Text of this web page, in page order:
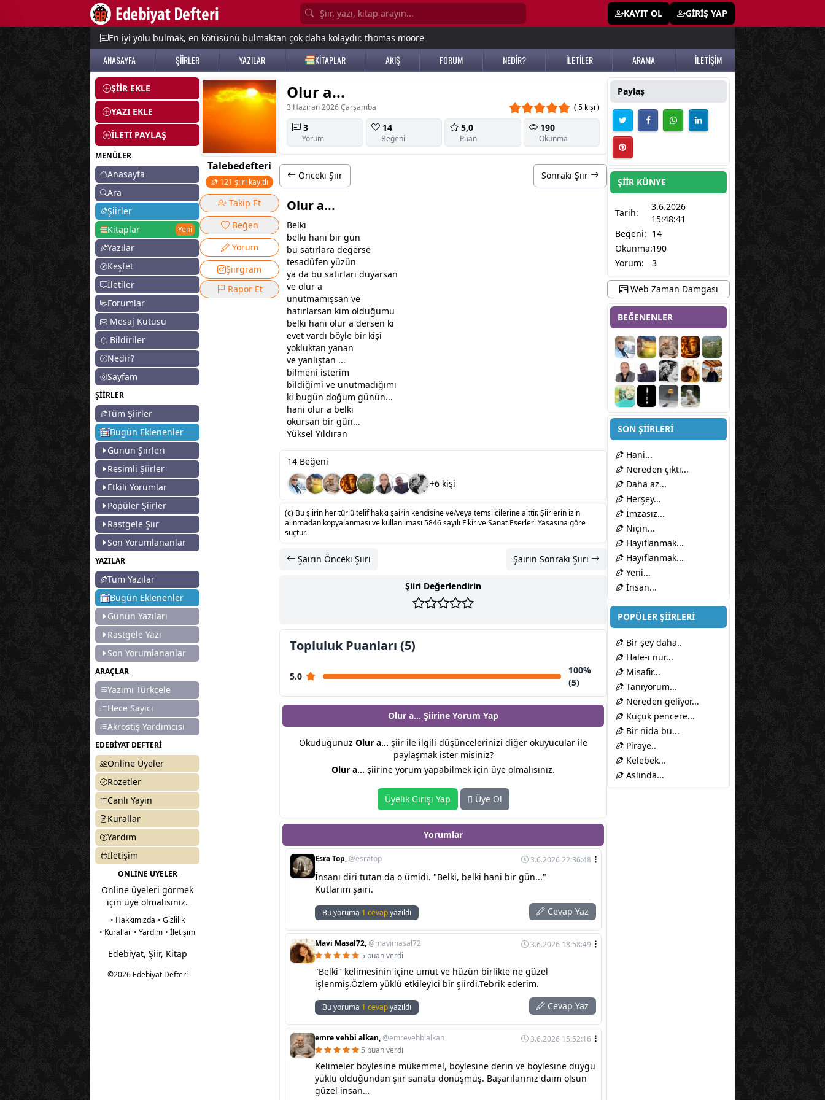
KAYIT OL GİRİŞ YAP
En iyi yolu bulmak, en kötüsünü bulmaktan çok daha kolaydır. thomas moore
ANASAYFA ŞİİRLER YAZILAR KİTAPLAR AKIŞ FORUM NEDİR? İLETİLER ARAMA İLETİŞİM
ŞİİR EKLE
YAZI EKLE
İLETİ PAYLAŞ
MENÜLER
Anasayfa
Ara
Şiirler
Kitaplar
Yeni
Yazılar
Keşfet
İletiler
Forumlar
Mesaj Kutusu
Bildiriler
Nedir?
Sayfam
ŞİİRLER
Tüm Şiirler
Bugün Eklenenler
Günün Şiirleri
Resimli Şiirler
Etkili Yorumlar
Popüler Şiirler
Rastgele Şiir
Son Yorumlananlar
YAZILAR
Tüm Yazılar
Bugün Eklenenler
Günün Yazıları
Rastgele Yazı
Son Yorumlananlar
ARAÇLAR
Yazımı Türkçele
Hece Sayıcı
Akrostiş Yardımcısı
EDEBİYAT DEFTERİ
Online Üyeler
Rozetler
Canlı Yayın
Kurallar
Yardım
İletişim
ONLİNE ÜYELER
Online üyeleri görmek
için üye olmalısınız.
• Hakkımızda • Gizlilik
• Kurallar • Yardım • İletişim
Edebiyat, Şiir, Kitap
©2026 Edebiyat Defteri
Talebedefteri
121 şiiri kayıtlı
Takip Et
Beğen
Yorum
Şiirgram
Rapor Et
Olur a...
3 Haziran 2026 Çarşamba ( 5 kişi )
3
Yorum
14
Beğeni
5,0
Puan
190
Okunma
Önceki Şiir Sonraki Şiir
Olur a...
Belki
belki hani bir gün
bu satırlara değerse
tesadüfen yüzün
ya da bu satırları duyarsan
ve olur a
unutmamışsan ve
hatırlarsan kim olduğumu
belki hani olur a dersen ki
evet vardı böyle bir kişi
yokluktan yanan
ve yanlıştan ...
bilmeni isterim
bildiğimi ve unutmadığımı
ki bugün doğum günün...
hani olur a belki
okursan bir gün...
Yüksel Yıldıran
14 Beğeni
+6 kişi
(c) Bu şiirin her türlü telif hakkı şairin kendisine ve/veya temsilcilerine aittir. Şiirlerin izin
alınmadan kopyalanması ve kullanılması 5846 sayılı Fikir ve Sanat Eserleri Yasasına göre
suçtur.
Şairin Önceki Şiiri Şairin Sonraki Şiiri
Şiiri Değerlendirin
Topluluk Puanları (5)
5.0
100%
(5)
Olur a... Şiirine Yorum Yap
Okuduğunuz Olur a... şiir ile ilgili düşüncelerinizi diğer okuyucular ile
paylaşmak ister misiniz?
Olur a... şiirine yorum yapabilmek için üye olmalısınız.
Üyelik Girişi Yap Üye Ol
Yorumlar
Esra Top,@esratop 3.6.2026 22:36:48
İnsanı diri tutan da o ümidi. "Belki, belki hani bir gün..."
Kutlarım şairi.
Bu yoruma 1 cevapyazıldı Cevap Yaz
Mavi Masal72,@mavimasal72
3.6.2026 18:58:49
5 puan verdi
"Belki" kelimesinin içine umut ve hüzün birlikte ne güzel
işlenmiş.Özlem yüklü etkileyici bir şiirdi.Tebrik ederim.
Bu yoruma 1 cevapyazıldı Cevap Yaz
emre vehbi alkan,@emrevehbialkan
3.6.2026 15:52:16
5 puan verdi
Kelimeler böylesine mükemmel, böylesine derin ve böylesine duygu
yüklü olduğundan şiir sanata dönüşmüş. Başarılarınız daim olsun
güzel insan…
Paylaş
ŞİİR KÜNYE
Tarih:
3.6.2026
15:48:41
Beğeni: 14
Okunma:190
Yorum:
3
Web Zaman Damgası
BEĞENENLER
SON ŞİİRLERİ
Hani...
Nereden çıktı...
Daha az...
Herşey...
İmzasız...
Niçin...
Hayıflanmak...
Hayıflanmak...
Yeni...
İnsan...
POPÜLER ŞİİRLERİ
Bir şey daha..
Hale-i nur...
Misafir...
Tanıyorum...
Nereden geliyor...
Küçük pencere...
Bir nida bu...
Piraye..
Kelebek...
Aslında...
menu